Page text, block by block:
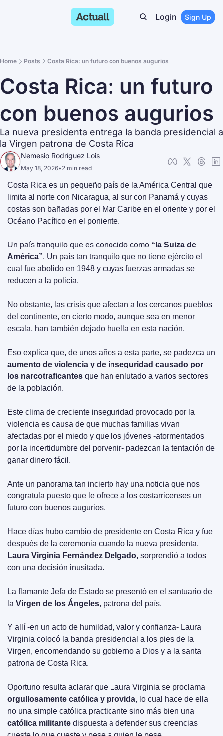
Login Sign Up
Home Posts Costa Rica: un futuro con buenos augurios
Costa Rica: un futuro
con buenos augurios
La nueva presidenta entrega la banda presidencial a
la Virgen patrona de Costa Rica
Nemesio Rodríguez Lois
May 18, 2026•2 min read
Costa Rica es un pequeño país de la América Central que
limita al norte con Nicaragua, al sur con Panamá y cuyas
costas son bañadas por el Mar Caribe en el oriente y por el
Océano Pacífico en el poniente.
Un país tranquilo que es conocido como “la Suiza de
América”. Un país tan tranquilo que no tiene ejército el
cual fue abolido en 1948 y cuyas fuerzas armadas se
reducen a la policía.
No obstante, las crisis que afectan a los cercanos pueblos
del continente, en cierto modo, aunque sea en menor
escala, han también dejado huella en esta nación.
aumento de violencia y de inseguridad causado por
los narcotraficantes que han enlutado a varios sectores
de la población.
Este clima de creciente inseguridad provocado por la
violencia es causa de que muchas familias vivan
afectadas por el miedo y que los jóvenes -atormentados
por la incertidumbre del porvenir- padezcan la tentación de
ganar dinero fácil.
Ante un panorama tan incierto hay una noticia que nos
congratula puesto que le ofrece a los costarricenses un
futuro con buenos augurios.
Hace días hubo cambio de presidente en Costa Rica y fue
Laura Virginia Fernández Delgado, sorprendió a todos
con una decisión inusitada.
La flamante Jefa de Estado se presentó en el santuario de
la Virgen de los Ángeles, patrona del país.
Y allí -en un acto de humildad, valor y confianza- Laura
Virginia colocó la banda presidencial a los pies de la
Virgen, encomendando su gobierno a Dios y a la santa
patrona de Costa Rica.
orgullosamente católica y provida, lo cual hace de ella
católica militante dispuesta a defender sus creencias